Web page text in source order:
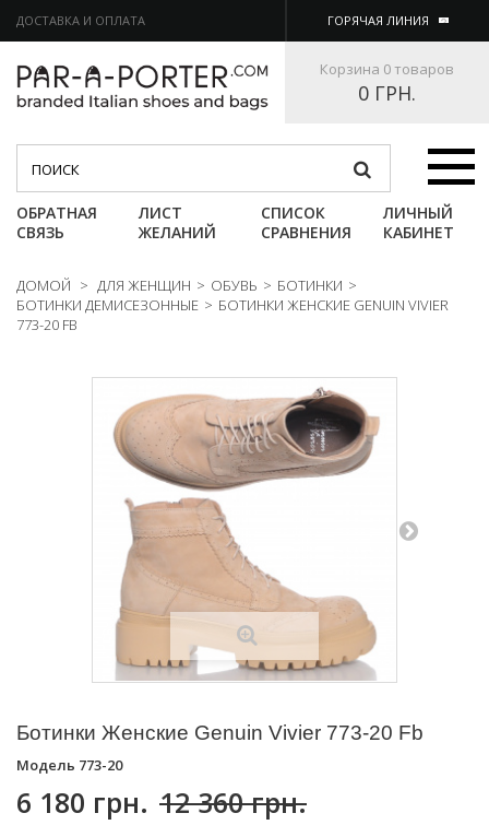
ДОСТАВКА И ОПЛАТА ГОРЯЧАЯ ЛИНИЯ
Корзина 0 товаров
0 ГРН.
Категории
ОБРАТНАЯ
СВЯЗЬ
ЛИСТ
ЖЕЛАНИЙ
СПИСОК
СРАВНЕНИЯ
ЛИЧНЫЙ
КАБИНЕТ
ДОМОЙ > ДЛЯ ЖЕНЩИН > ОБУВЬ > БОТИНКИ >
БОТИНКИ ДЕМИСЕЗОННЫЕ > БОТИНКИ ЖЕНСКИЕ GENUIN VIVIER
773-20 FB
Ботинки Женские Genuin Vivier 773-20 Fb
Модель 773-20
6 180 грн. 12 360 грн.